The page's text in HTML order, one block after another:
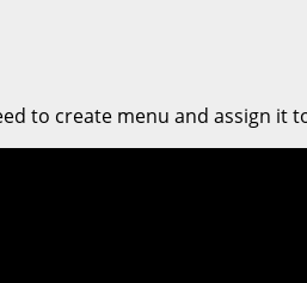
to create menu and assign it